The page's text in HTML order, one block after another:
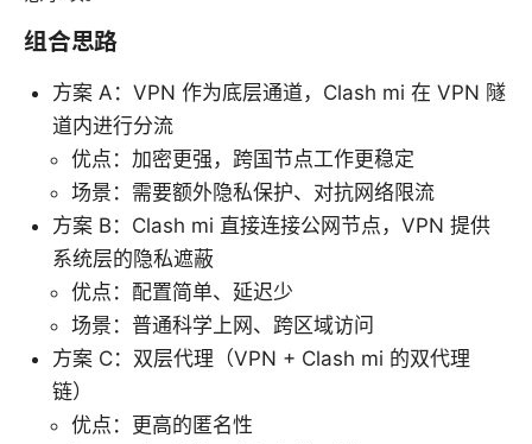
组合思路
方案 A：VPN 作为底层通道，Clash mi 在 VPN 隧
道内进行分流
优点：加密更强，跨国节点工作更稳定
场景：需要额外隐私保护、对抗网络限流
方案 B：Clash mi 直接连接公网节点，VPN 提供
系统层的隐私遮蔽
优点：配置简单、延迟少
场景：普通科学上网、跨区域访问
方案 C：双层代理（VPN + Clash mi 的双代理
链）
优点：更高的匿名性